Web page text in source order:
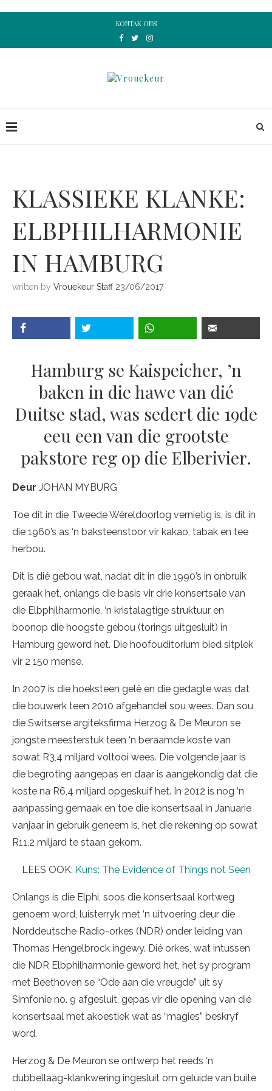
KONTAK ONS
KLASSIEKE KLANKE:
ELBPHILHARMONIE
IN HAMBURG
written by Vrouekeur Staff 23/06/2017
Hamburg se Kaispeicher, ’n
baken in die hawe van dié
Duitse stad, was sedert die 19de
eeu een van die grootste
pakstore reg op die Elberivier.
Deur JOHAN MYBURG
Toe dit in die Tweede Wêreldoorlog vernietig is, is dit in
die 1960’s as ‘n baksteenstoor vir kakao, tabak en tee
herbou.
Dit is dié gebou wat, nadat dit in die 1990’s in onbruik
geraak het, onlangs die basis vir drie konsertsale van
die Elbphilharmonie, ‘n kristalagtige struktuur en
boonop die hoogste gebou (torings uitgesluit) in
Hamburg geword het. Die hoofouditorium bied sitplek
vir 2 150 mense.
In 2007 is die hoeksteen gelê en die gedagte was dat
die bouwerk teen 2010 afgehandel sou wees. Dan sou
die Switserse argiteksfirma Herzog & De Meuron se
jongste meesterstuk teen ‘n beraamde koste van
sowat R3,4 miljard voltooi wees. Die volgende jaar is
die begroting aangepas en daar is aangekondig dat die
koste na R6,4 miljard opgeskuif het. In 2012 is nog ‘n
aanpassing gemaak en toe die konsertsaal in Januarie
vanjaar in gebruik geneem is, het die rekening op sowat
R11,2 miljard te staan gekom.
LEES OOK: Kuns: The Evidence of Things not Seen
Onlangs is die Elphi, soos die konsertsaal kortweg
genoem word, luisterryk met ‘n uitvoering deur die
Norddeutsche Radio-orkes (NDR) onder leiding van
Thomas Hengelbrock ingewy. Dié orkes, wat intussen
die NDR Elbphilharmonie geword het, het sy program
met Beethoven se “Ode aan die vreugde” uit sy
Simfonie no. 9 afgesluit, gepas vir die opening van dié
konsertsaal met akoestiek wat as “magies” beskryf
word.
Herzog & De Meuron se ontwerp het reeds ‘n
dubbellaag-klankwering ingesluit om geluide van buite